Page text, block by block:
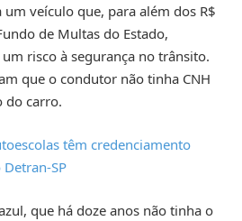
veículo que, para além dos R$
de Multas do Estado,
risco à segurança no trânsito.
que o condutor não tinha CNH
do carro.
têm credenciamento
SP
que há doze anos não tinha o